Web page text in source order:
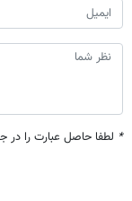
* لطفا حاصل عبارت را در